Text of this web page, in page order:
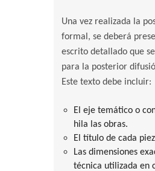
Una vez realizada la
formal, se deberá
escrito detallado que
para la posterior
Este texto debe incluir:
El eje temático o
hila las obras.
El título de cada
Las dimensiones
técnica utilizada en